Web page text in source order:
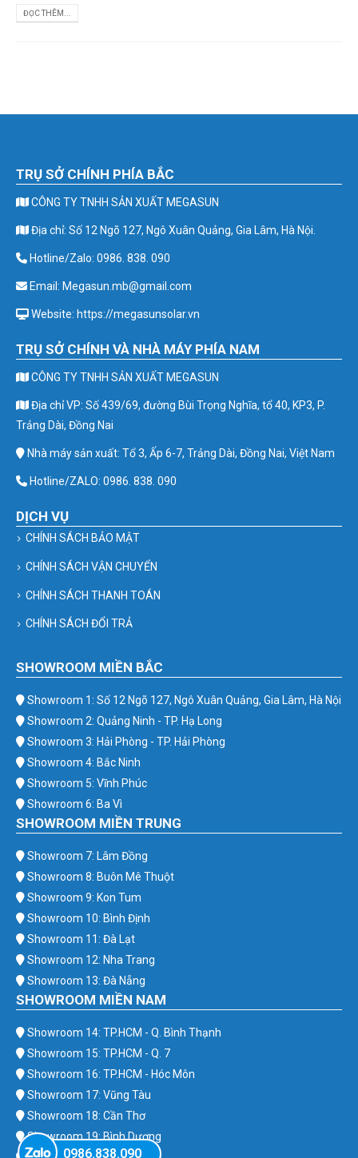
ĐỌC THÊM...
TRỤ SỞ CHÍNH PHÍA BẮC
CÔNG TY TNHH SẢN XUẤT MEGASUN
Địa chỉ: Số 12 Ngõ 127, Ngô Xuân Quảng, Gia Lâm, Hà Nội.
Hotline/Zalo: 0986. 838. 090
Email: Megasun.mb@gmail.com
Website: https://megasunsolar.vn
TRỤ SỞ CHÍNH VÀ NHÀ MÁY PHÍA NAM
CÔNG TY TNHH SẢN XUẤT MEGASUN
Địa chỉ VP: Số 439/69, đường Bùi Trọng Nghĩa, tổ 40, KP3, P.
Trảng Dài, Đồng Nai
Nhà máy sản xuất: Tổ 3, Ấp 6-7, Trảng Dài, Đồng Nai, Việt Nam
Hotline/ZALO: 0986. 838. 090
DỊCH VỤ
CHÍNH SÁCH BẢO MẬT
CHÍNH SÁCH VẬN CHUYỂN
CHÍNH SÁCH THANH TOÁN
CHÍNH SÁCH ĐỔI TRẢ
SHOWROOM MIỀN BẮC
Showroom 1: Số 12 Ngõ 127, Ngô Xuân Quảng, Gia Lâm, Hà Nội
Showroom 2: Quảng Ninh - TP. Hạ Long
Showroom 3: Hải Phòng - TP. Hải Phòng
Showroom 4: Bắc Ninh
Showroom 5: Vĩnh Phúc
Showroom 6: Ba Vì
SHOWROOM MIỀN TRUNG
Showroom 7: Lâm Đồng
Showroom 8: Buôn Mê Thuột
Showroom 9: Kon Tum
Showroom 10: Bình Định
Showroom 11: Đà Lạt
Showroom 12: Nha Trang
Showroom 13: Đà Nẵng
SHOWROOM MIỀN NAM
Showroom 14: TP.HCM - Q. Bình Thạnh
Showroom 15: TP.HCM - Q. 7
Showroom 16: TP.HCM - Hóc Môn
Showroom 17: Vũng Tàu
Showroom 18: Cần Thơ
Showroom 19: Bình Dương
0986.838.090